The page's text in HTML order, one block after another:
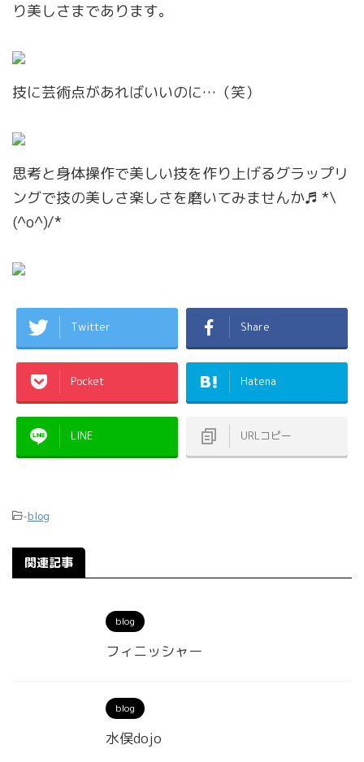
り美しさまであります。
技に芸術点があればいいのに…（笑）
思考と身体操作で美しい技を作り上げるグラップリ
ングで技の美しさ楽しさを磨いてみませんか♬ *\
(^o^)/*
Twitter Share
Pocket Hatena
LINE URLコピー
-blog
関連記事
blog
フィニッシャー
blog
水俣dojo